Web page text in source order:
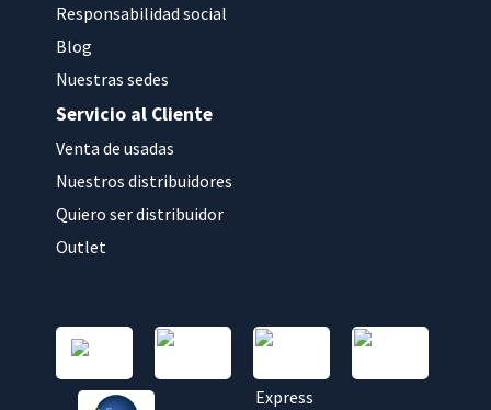
Responsabilidad social
Blog
Nuestras sedes
Servicio al Cliente
Venta de usadas
Nuestros distribuidores
Quiero ser distribuidor
Outlet